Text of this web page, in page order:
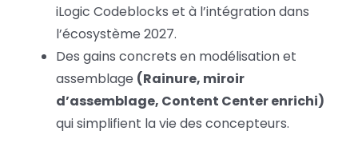
iLogic Codeblocks et à l’intégration dans
l’écosystème 2027.
Des gains concrets en modélisation et
assemblage (Rainure, miroir
d’assemblage, Content Center enrichi)
qui simplifient la vie des concepteurs.